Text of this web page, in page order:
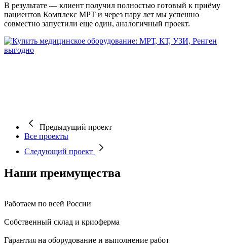
В результате — клиент получил полностью готовый к приёму
пациентов Комплекс МРТ и через пару лет мы успешно
совместно запустили еще один, аналогичный проект.
Предыдущий проект
Все проекты
Следующий проект
Наши преимущества
Работаем по всей России
Собственный склад и криоферма
Гарантия на оборудование и выполнение работ